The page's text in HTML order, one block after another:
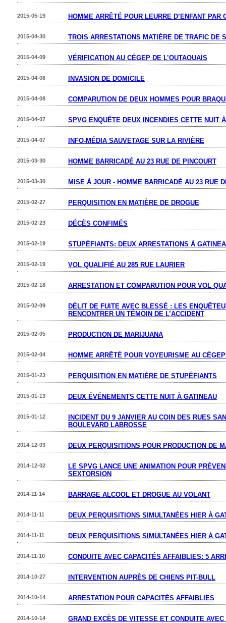
HOMME ARRÊTÉ POUR LEURRE D’ENFANT PAR
2015-05-19
TROIS ARRESTATIONS MATIÈRE DE TRAFIC DE
2015-04-30
VÉRIFICATION AU CÉGEP DE L’OUTAOUAIS
2015-04-09
INVASION DE DOMICILE
2015-04-08
COMPARUTION DE DEUX HOMMES POUR
2015-04-08
SPVG ENQUÊTE DEUX INCENDIES CETTE NUIT
2015-04-07
INFO-MÉDIA SAUVETAGE SUR LA RIVIÈRE
2015-04-07
HOMME BARRICADÉ AU 23 RUE DE PINCOURT
2015-03-30
MISE À JOUR - HOMME BARRICADÉ AU 23 RUE
2015-03-30
PERQUISITION EN MATIÈRE DE DROGUE
2015-02-27
DÉCÈS CONFIMÉS
2015-02-23
STUPÉFIANTS: DEUX ARRESTATIONS À
2015-02-19
VOL QUALIFIÉ AU 285 RUE LAURIER
2015-02-19
ARRESTATION ET COMPARUTION POUR VOL
2015-02-18
DÉLIT DE FUITE AVEC BLESSÉ : LES
RENCONTRER UN TÉMOIN DE L’ACCIDENT
2015-02-09
PRODUCTION DE MARIJUANA
2015-02-05
HOMME ARRÊTÉ POUR VOYEURISME AU
2015-02-04
PERQUISITION EN MATIÈRE DE STUPÉFIANTS
2015-01-23
DEUX ÉVÉNEMENTS CETTE NUIT À GATINEAU
2015-01-13
INCIDENT DU 9 JANVIER AU COIN DES RUES
BOULEVARD LABROSSE
2015-01-12
DEUX PERQUISITIONS POUR PRODUCTION DE
2014-12-03
LE SPVG LANCE UNE ANIMATION POUR
SEXTORSION
2014-12-02
BARRAGE ALCOOL ET DROGUE AU VOLANT
2014-11-14
DEUX PERQUISITIONS SIMULTANÉES HIER À
2014-11-11
DEUX PERQUISITIONS SIMULTANÉES HIER À
2014-11-11
CONDUITE AVEC CAPACITÉS AFFAIBLIES: 5
2014-11-10
INTERVENTION AUPRÈS DE CHIENS PIT-BULL
2014-10-27
ARRESTATION POUR CAPACITÉS AFFAIBLIES
2014-10-14
GRAND EXCÈS DE VITESSE ET CONDUITE
2014-10-14